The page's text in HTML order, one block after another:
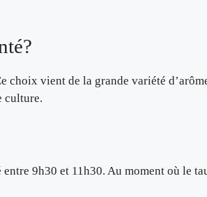
vient de la grande variété
culture.
9h30 et 11h30. Au moment où le